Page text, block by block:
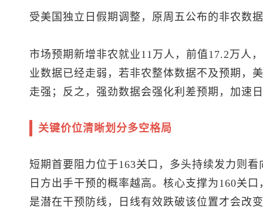
受美国独立日假期调整，原周五公布的非农数
市场预期新增非农就业11万人，前值17.2万人
业数据已经走弱，若非农整体数据不及预期，
走强；反之，强劲数据会强化利差预期，加速
关键价位清晰划分多空格局
短期首要阻力位于163关口，多头持续发力则
日方出手干预的概率越高。核心支撑为160关
是潜在干预防线，日线有效跌破该位置才会改